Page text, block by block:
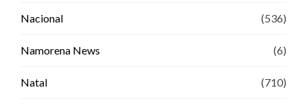
Nacional (536)
Namorena News (6)
Natal (710)